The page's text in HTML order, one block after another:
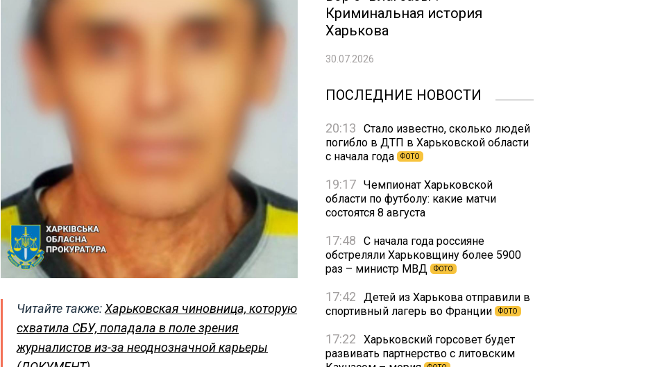
Читайте также:Харьковская чиновница, которую
схватила СБУ, попадала в поле зрения
журналистов из-за неоднозначной карьеры
Криминальная история
Харькова
30.07.2026
ПОСЛЕДНИЕ НОВОСТИ
20:13
Стало известно, сколько людей
погибло в ДТП в Харьковской области
с начала года
ФОТО
19:17 Чемпионат Харьковской
области по футболу: какие матчи
состоятся 8 августа
17:48
С начала года россияне
обстреляли Харьковщину более 5900
раз – министр МВД
ФОТО
17:42
Детей из Харькова отправили в
спортивный лагерь во Франции
ФОТО
17:22
Харьковский горсовет будет
развивать партнерство с литовским